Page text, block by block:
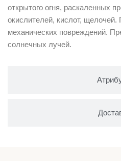
открытого огня, раскаленных
окислителей, кислот, щелочей.
механических повреждений.
солнечных лучей.